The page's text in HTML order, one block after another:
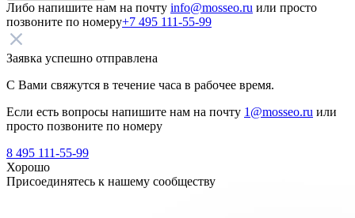
Либо напишите нам на почту info@mosseo.ru или просто
позвоните по номеру+7 495 111-55-99
Заявка успешно отправлена
С Вами свяжутся в течение часа в рабочее время.
Если есть вопросы напишите нам на почту 1@mosseo.ru или
просто позвоните по номеру
8 495 111-55-99
Хорошо
Присоединятесь к нашему сообществу